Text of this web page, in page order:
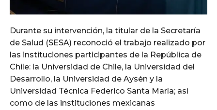
Durante su intervención, la titular de la Secretaría
de Salud (SESA) reconoció el trabajo realizado por
las instituciones participantes de la República de
Chile: la Universidad de Chile, la Universidad del
Desarrollo, la Universidad de Aysén y la
Universidad Técnica Federico Santa María; así
como de las instituciones mexicanas